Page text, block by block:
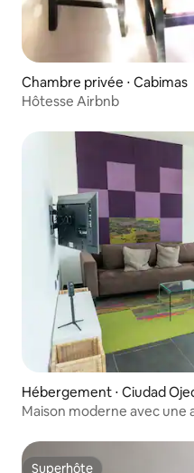
Chambre privée ⋅ Cabimas
Hôtesse Airbnb
Hébergement ⋅ Ciudad
Maison moderne avec une
Superhôte